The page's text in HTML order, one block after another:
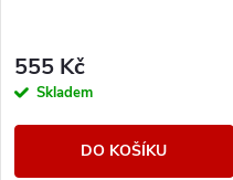
555 Kč
Skladem
DO KOŠÍKU